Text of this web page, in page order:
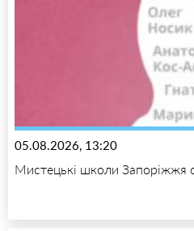
05.08.2026, 13:20
Мистецькі школи Запоріжжя